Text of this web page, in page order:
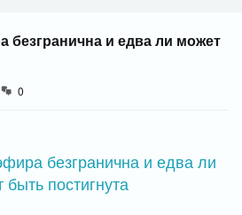
безгранична и едва ли может
0